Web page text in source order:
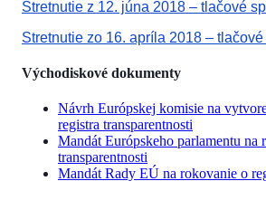
Stretnutie z 12. júna 2018 – tlačové
Stretnutie zo 16. apríla 2018 –
Východiskové dokumenty
Návrh Európskej komisie na
registra transparentnosti
Mandát Európskeho parlamentu na
transparentnosti
Mandát Rady EÚ na rokovanie o